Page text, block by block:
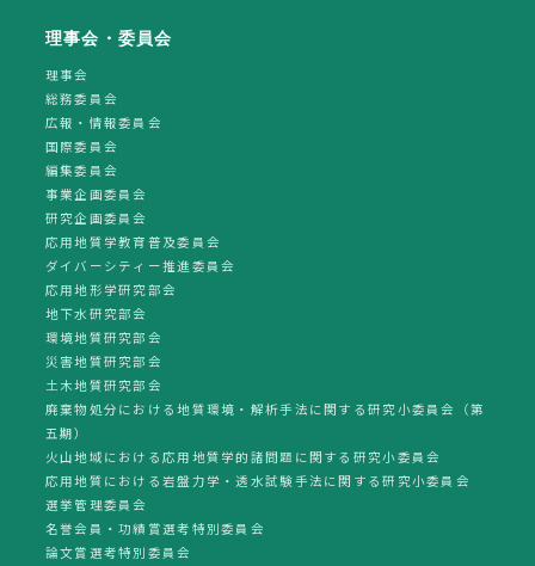
理事会・委員会
理事会
総務委員会
広報・情報委員会
国際委員会
編集委員会
事業企画委員会
研究企画委員会
応用地質学教育普及委員会
ダイバーシティー推進委員会
応用地形学研究部会
地下水研究部会
環境地質研究部会
災害地質研究部会
土木地質研究部会
廃棄物処分における地質環境・解析手法に関する研究小委員会（第
五期）
火山地域における応用地質学的諸問題に関する研究小委員会
応用地質における岩盤力学・透水試験手法に関する研究小委員会
選挙管理委員会
名誉会員・功績賞選考特別委員会
論文賞選考特別委員会